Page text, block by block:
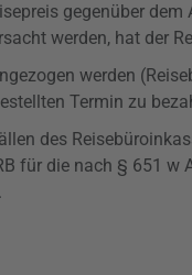
gegenüber
werden, hat der
werden
Termin zu
des
für die nach § 651